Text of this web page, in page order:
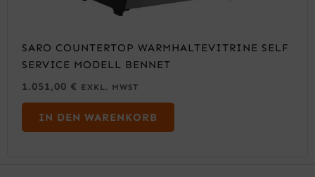
SARO COUNTERTOP WARMHALTEVITRINE SELF
SERVICE MODELL BENNET
1.051,00 € EXKL. MWST
IN DEN WARENKORB